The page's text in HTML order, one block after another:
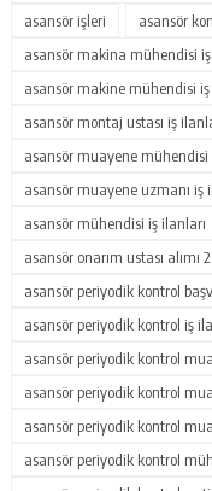
asansör işleri
asansör
asansör makina mühendisi
asansör makine mühendisi iş
asansör montaj ustası iş
asansör muayene mühendisi
asansör muayene uzmanı iş
asansör mühendisi iş ilanları
asansör onarım ustası alımı
asansör periyodik kontrol
asansör periyodik kontrol iş
asansör periyodik kontrol
asansör periyodik kontrol
asansör periyodik kontrol
asansör periyodik kontrol